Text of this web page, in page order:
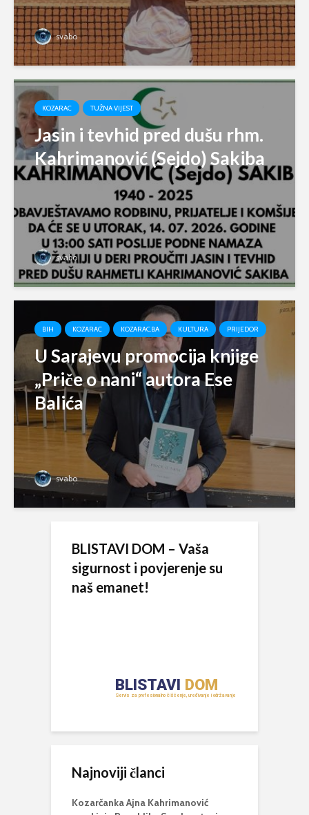
svabo
KOZARAC TUŽNA VIJEST
Jasin i tevhid pred dušu rhm.
Kahrimanović (Sejdo) Sakiba
svabo
BIH KOZARAC KOZARAC.BA KULTURA PRIJEDOR
U Sarajevu promocija knjige
„Priče o nani“ autora Ese
Balića
svabo
BLISTAVI DOM – Vaša
sigurnost i povjerenje su
naš emanet!
Najnoviji članci
Kozarčanka Ajna Kahrimanović